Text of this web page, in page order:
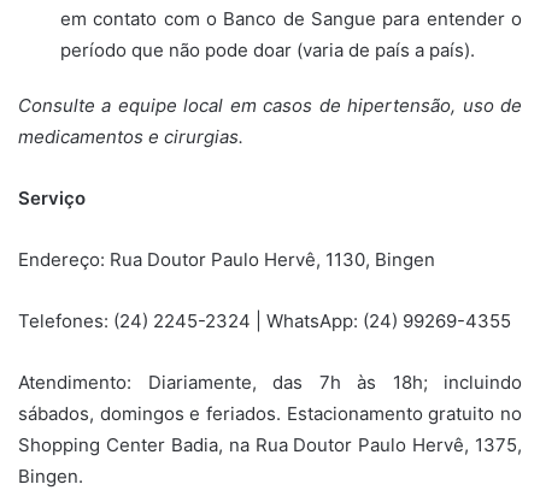
em contato com o Banco de Sangue para entender o
período que não pode doar (varia de país a país).
Consulte a equipe local em casos de hipertensão, uso de
medicamentos e cirurgias.
Serviço
Endereço: Rua Doutor Paulo Hervê, 1130, Bingen
Telefones: (24) 2245-2324 | WhatsApp: (24) 99269-4355
Atendimento: Diariamente, das 7h às 18h; incluindo
sábados, domingos e feriados. Estacionamento gratuito no
Shopping Center Badia, na Rua Doutor Paulo Hervê, 1375,
Bingen.